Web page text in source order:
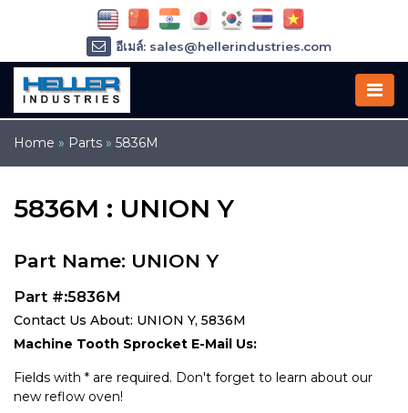
Home » Parts » 5836M
5836M : UNION Y
Part Name: UNION Y
Part #:5836M
Contact Us About: UNION Y, 5836M
Machine Tooth Sprocket E-Mail Us:
Fields with * are required. Don't forget to learn about our
new reflow oven!
อีเมล์: sales@hellerindustries.com
อีเมล์: service@hellerindustries.com
โทรศัพท์ :